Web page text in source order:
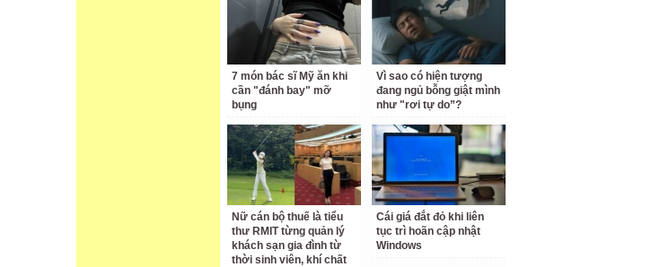
7 món bác sĩ Mỹ ăn khi
cần "đánh bay" mỡ
bụng
Vì sao có hiện tượng
đang ngủ bỗng giật mình
như "rơi tự do”?
Nữ cán bộ thuế là tiểu
thư RMIT từng quản lý
khách sạn gia đình từ
thời sinh viên, khí chất
Cái giá đắt đỏ khi liên
tục trì hoãn cập nhật
Windows